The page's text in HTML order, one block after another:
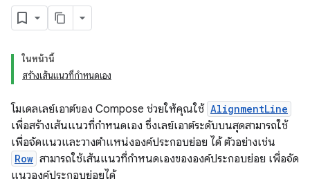
ในหน้านี้
สร้างเส้นแนวที่กำหนดเอง
โมเดลเลย์เอาต์ของ Compose ช่วยให้คุณใช้ AlignmentLine
เพื่อสร้างเส้นแนวที่กำหนดเอง ซึ่งเลย์เอาต์ระดับบนสุดสามารถใช้
เพื่อจัดแนวและวางตำแหน่งองค์ประกอบย่อย ได้ ตัวอย่างเช่น
Row สามารถใช้เส้นแนวที่กำหนดเองขององค์ประกอบย่อย เพื่อจัด
แนวองค์ประกอบย่อยได้